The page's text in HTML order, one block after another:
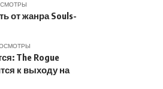
от жанра Souls-
The Rogue
к выходу на